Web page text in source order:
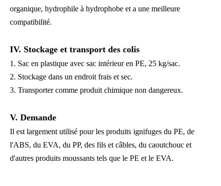
organique, hydrophile à hydrophobe et a une meilleure
compatibilité.
IV. Stockage et transport des colis
1. Sac en plastique avec sac intérieur en PE, 25 kg/sac.
2. Stockage dans un endroit frais et sec.
3. Transporter comme produit chimique non dangereux.
V. Demande
Il est largement utilisé pour les produits ignifuges du PE, de
l'ABS, du EVA, du PP, des fils et câbles, du caoutchouc et
d'autres produits moussants tels que le PE et le EVA.